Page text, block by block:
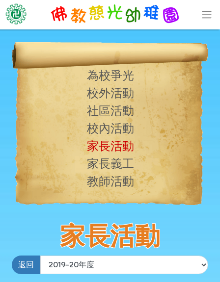
為校爭光
校外活動
社區活動
校內活動
家長活動
家長義工
教師活動
家長活動
返回